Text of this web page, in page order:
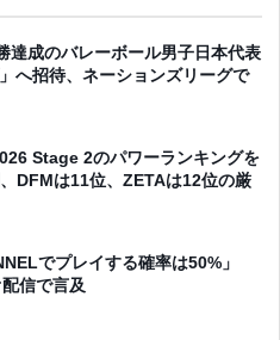
達成のバレーボール男子日本代表
へ招待、ネーションズリーグで
Stage 2のパワーランキングを
DFMは11位、ZETAは12位の厳
でプレイする確率は50%」
信で言及